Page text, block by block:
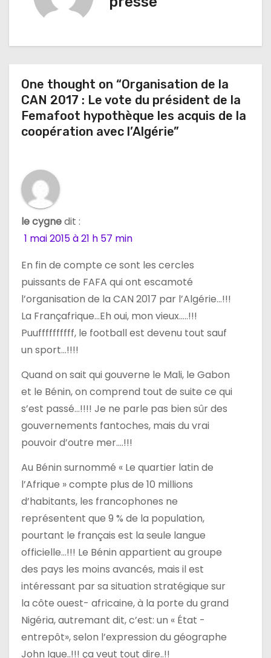
o
n
e
a
r
t
c
e
One thought on “Organisation de la
CAN 2017 : Le vote du président de la
Femafoot hypothèque les acquis de la
coopération avec l’Algérie”
le cygnedit :
1 mai 2015 à 21 h 57 min
En fin de compte ce sont les cercles
puissants de FAFA qui ont escamoté
l’organisation de la CAN 2017 par l’Algérie…!!!
La Françafrique…Eh oui, mon vieux…..!!!
Puuffffffffff, le football est devenu tout sauf
un sport…!!!!
Quand on sait qui gouverne le Mali, le Gabon
et le Bénin, on comprend tout de suite ce qui
s’est passé…!!!! Je ne parle pas bien sûr des
gouvernements fantoches, mais du vrai
pouvoir d’outre mer….!!!
Au Bénin surnommé « Le quartier latin de
l’Afrique » compte plus de 10 millions
d’habitants, les francophones ne
représentent que 9 % de la population,
pourtant le français est la seule langue
officielle…!!! Le Bénin appartient au groupe
des pays les moins avancés, mais il est
intéressant par sa situation stratégique sur
la côte ouest- africaine, à la porte du grand
Nigéria, autremant dit, c’est: un « État -
entrepôt», selon l’expression du géographe
John Igue..!!! ça veut tout dire..!!